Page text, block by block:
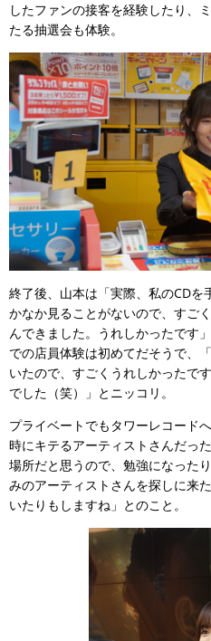
したファンの接客を経験したり、
たる抽選会も体験。
終了後、山本は「実際、私のCD
かなか見ることがないので、すご
んできました。うれしかったです
での店員体験は初めてだそうで、
いたので、すごくうれしかったで
でした（笑）」とニッコリ。
プライベートでもタワーレコード
時にキテるアーティストさんだっ
場所だと思うので、勉強になった
みのアーティストさんを探しに来
いたりもしますね」とのこと。